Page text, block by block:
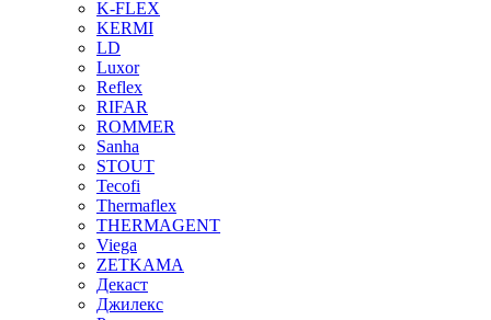
K-FLEX
KERMI
LD
Luxor
Reflex
RIFAR
ROMMER
Sanha
STOUT
Tecofi
Thermaflex
THERMAGENT
Viega
ZETKAMA
Декаст
Джилекс